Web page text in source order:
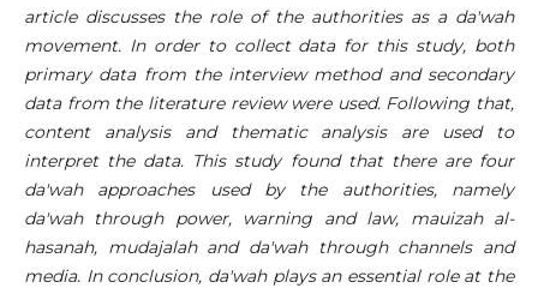
article discusses the role of the authorities as a da'wah
movement. In order to collect data for this study, both
primary data from the interview method and secondary
data from the literature review were used. Following that,
content analysis and thematic analysis are used to
interpret the data. This study found that there are four
da'wah approaches used by the authorities, namely
da'wah through power, warning and law, mauizah al-
hasanah, mudajalah and da'wah through channels and
media. In conclusion, da'wah plays an essential role at the